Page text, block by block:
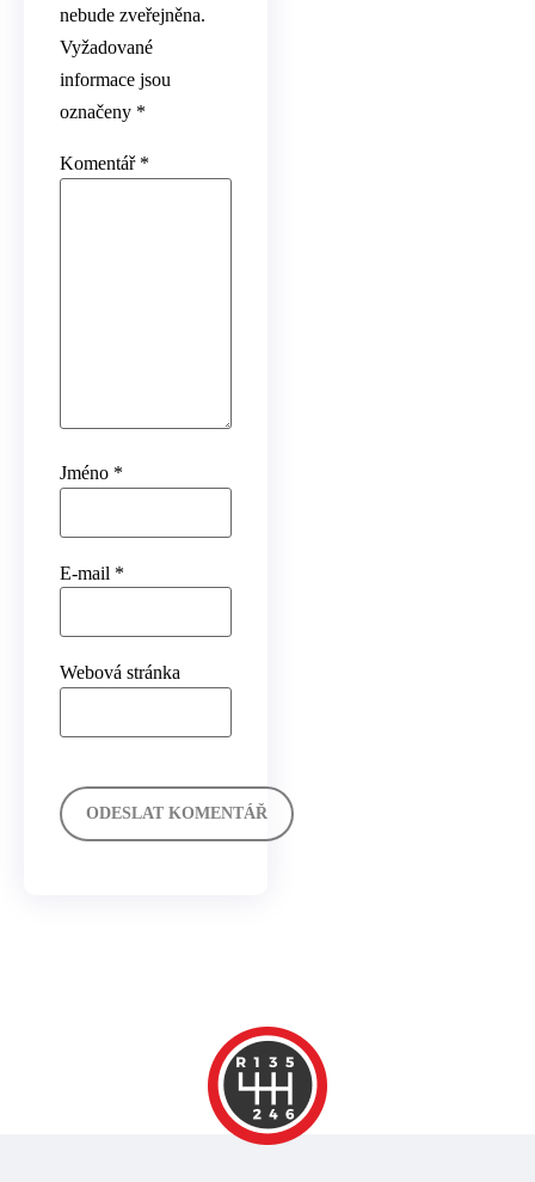
nebude zveřejněna.
Vyžadované
informace jsou
označeny *
Komentář *
Jméno *
E-mail *
Webová stránka